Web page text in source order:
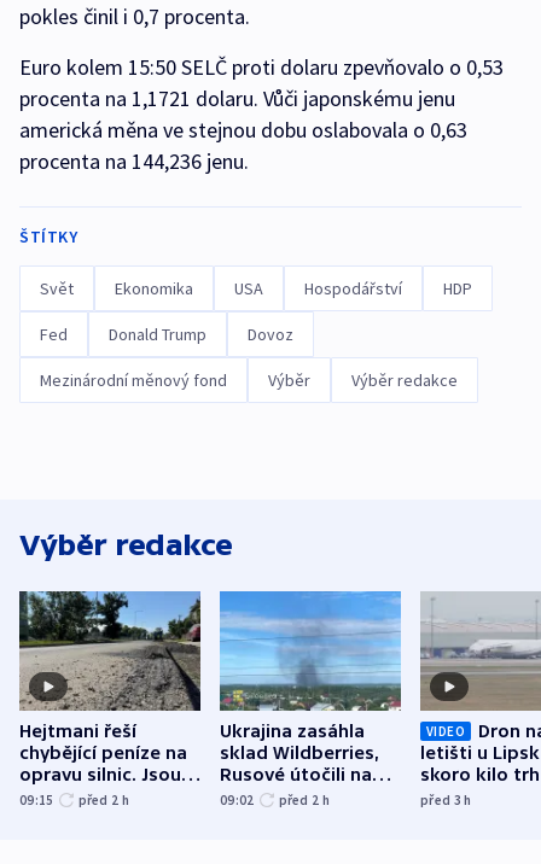
pokles činil i 0,7 procenta.
Euro kolem 15:50 SELČ proti dolaru zpevňovalo o 0,53
procenta na 1,1721 dolaru. Vůči japonskému jenu
americká měna ve stejnou dobu oslabovala o 0,63
procenta na 144,236 jenu.
ŠTÍTKY
Svět Ekonomika USA Hospodářství HDP
Fed Donald Trump Dovoz
Mezinárodní měnový fond Výběr Výběr redakce
Výběr redakce
Hejtmani řeší
chybějící peníze na
opravu silnic. Jsou
nenárokové, namítá
09:15 před 2 h
Ukrajina zasáhla
sklad Wildberries,
Rusové útočili na
trh, hasiče či
09:02 před 2 h
VIDEO
Dron
letišti u
skoro kilo
indicie
před 3h